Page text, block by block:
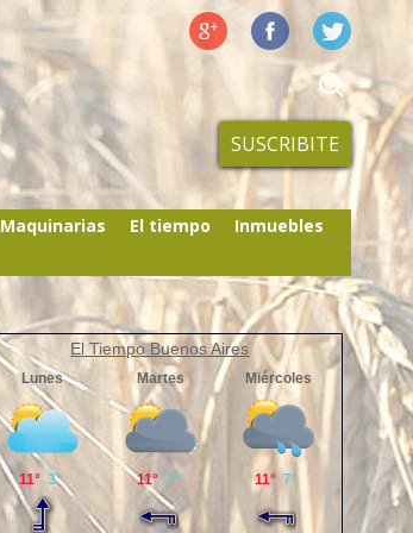
SUSCRIBITE
Maquinarias El tiempo
Inmuebles
El Tiempo Buenos Aires